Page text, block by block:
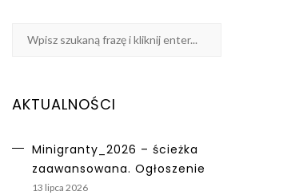
AKTUALNOŚCI
Minigranty_2026 – ścieżka
zaawansowana. Ogłoszenie
13 lipca 2026